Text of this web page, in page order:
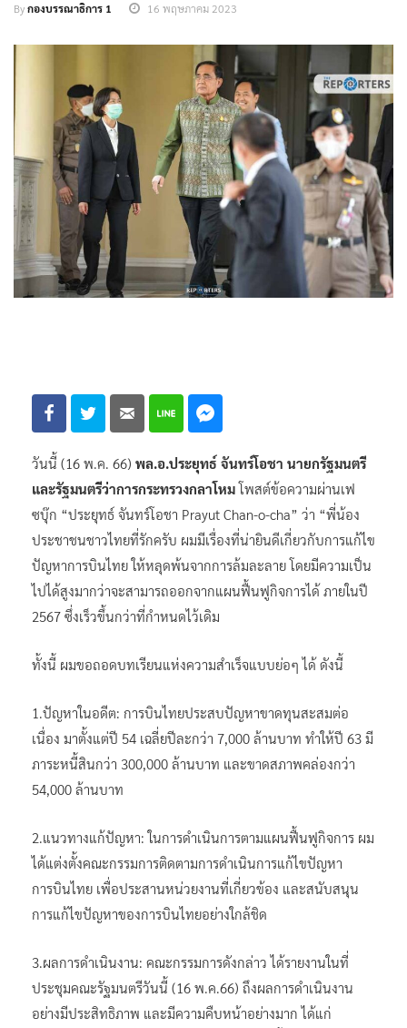
Byกองบรรณาธิการ 1 16 พฤษภาคม 2023
วันนี้ (16 พ.ค. 66) พล.อ.ประยุทธ์ จันทร์โอชา นายกรัฐมนตรี
และรัฐมนตรีว่าการกระทรวงกลาโหมโพสต์ข้อความผ่านเฟ
ซบุ๊ก “ประยุทธ์ จันทร์โอชา Prayut Chan-o-cha” ว่า “พี่น้อง
ประชาชนชาวไทยที่รักครับ ผมมีเรื่องที่น่ายินดีเกี่ยวกับการแก้ไข
ปัญหาการบินไทย ให้หลุดพ้นจากการล้มละลาย โดยมีความเป็น
ไปได้สูงมากว่าจะสามารถออกจากแผนฟื้นฟูกิจการได้ ภายในปี
2567 ซึ่งเร็วขึ้นกว่าที่กำหนดไว้เดิม
ทั้งนี้ ผมขอถอดบทเรียนแห่งความสำเร็จแบบย่อๆ ได้ ดังนี้
1.ปัญหาในอดีต: การบินไทยประสบปัญหาขาดทุนสะสมต่อ
เนื่อง มาตั้งแต่ปี 54 เฉลี่ยปีละกว่า 7,000 ล้านบาท ทำให้ปี 63 มี
ภาระหนี้สินกว่า 300,000 ล้านบาท และขาดสภาพคล่องกว่า
54,000 ล้านบาท
2.แนวทางแก้ปัญหา: ในการดำเนินการตามแผนฟื้นฟูกิจการ ผม
ได้แต่งตั้งคณะกรรมการติดตามการดำเนินการแก้ไขปัญหา
การบินไทย เพื่อประสานหน่วยงานที่เกี่ยวข้อง และสนับสนุน
การแก้ไขปัญหาของการบินไทยอย่างใกล้ชิด
3.ผลการดำเนินงาน: คณะกรรมการดังกล่าว ได้รายงานในที่
ประชุมคณะรัฐมนตรีวันนี้ (16 พ.ค.66) ถึงผลการดำเนินงาน
อย่างมีประสิทธิภาพ และมีความคืบหน้าอย่างมาก ได้แก่